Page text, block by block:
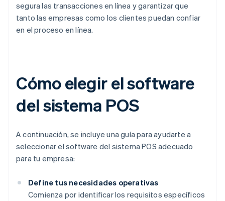
segura las transacciones en línea y garantizar que
tanto las empresas como los clientes puedan confiar
en el proceso en línea.
Cómo elegir el software
del sistema POS
A continuación, se incluye una guía para ayudarte a
seleccionar el software del sistema POS adecuado
para tu empresa:
Define tus necesidades operativas
Comienza por identificar los requisitos específicos